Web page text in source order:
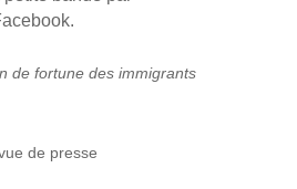
de fortune des immigrants
de presse